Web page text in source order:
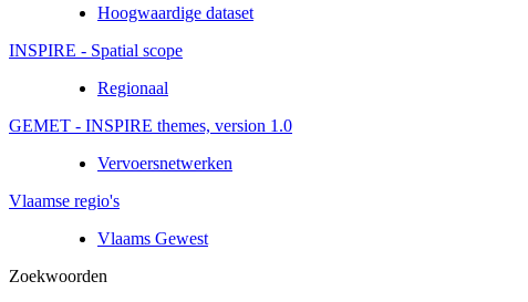
Hoogwaardige dataset
INSPIRE - Spatial scope
Regionaal
GEMET - INSPIRE themes, version 1.0
Vervoersnetwerken
Vlaamse regio's
Vlaams Gewest
Zoekwoorden